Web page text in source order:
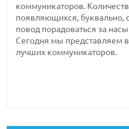
коммуникаторов.
появляющихся,
повод порадоваться за
Сегодня мы представляем
лучших коммуникаторов.